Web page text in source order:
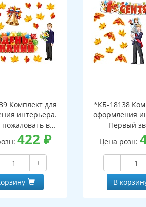
Комплект для
интерьера.
в
страну!
422 ₽
+
*КБ-18138
оформления
Первый
Цена розн:
−
В